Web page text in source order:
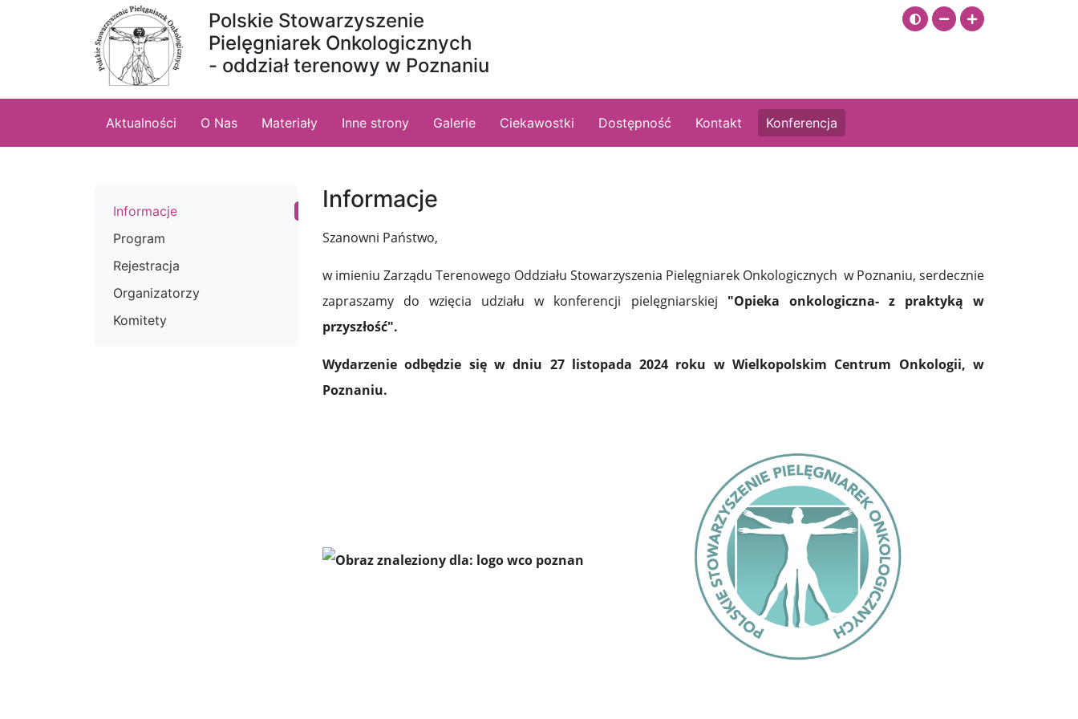
Przeskocz do treści
Polskie Stowarzyszenie
Pielęgniarek Onkologicznych
- oddział terenowy w Poznaniu
Zmień kontrast
Zmniejsz rozmiar czcionki
Zwiększ rozmiar
Aktualności O Nas Materiały Inne strony Galerie Ciekawostki Dostępność Kontakt Konferencja
Informacje
Program
Rejestracja
Organizatorzy
Komitety
Informacje
Szanowni Państwo,
w imieniu Zarządu Terenowego Oddziału Stowarzyszenia Pielęgniarek Onkologicznych w Poznaniu, serdecznie
zapraszamy do wzięcia udziału w konferencji pielęgniarskiej "Opieka onkologiczna- z praktyką w
przyszłość".
Wydarzenie odbędzie się w dniu 27 listopada 2024 roku w Wielkopolskim Centrum Onkologii, w
Poznaniu.